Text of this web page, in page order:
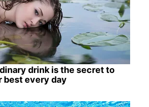
drink is the secret to
best every day